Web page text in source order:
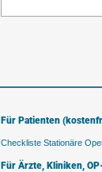
Für Patienten
Checkliste Stationäre
Für Ärzte, Kliniken,